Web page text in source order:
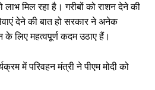
मिल रहा है। गरीबों को राशन देने की
देने की बात हो सरकार ने अनेक
लिए महत्वपूर्ण कदम उठाए हैं।